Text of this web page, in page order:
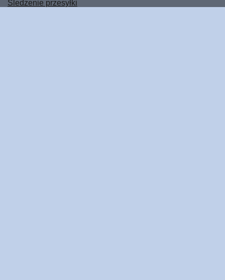
Śledzenie przesyłki